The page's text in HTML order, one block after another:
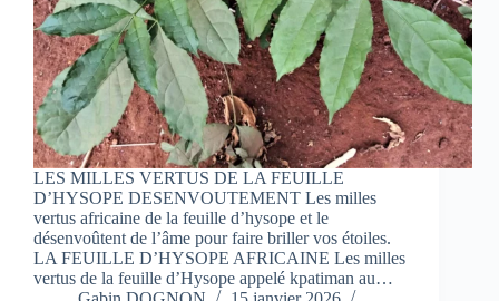
LES MILLES VERTUS DE LA FEUILLE
D’HYSOPE DESENVOUTEMENT Les milles
vertus africaine de la feuille d’hysope et le
désenvoûtent de l’âme pour faire briller vos étoiles.
LA FEUILLE D’HYSOPE AFRICAINE Les milles
vertus de la feuille d’Hysope appelé kpatiman au…